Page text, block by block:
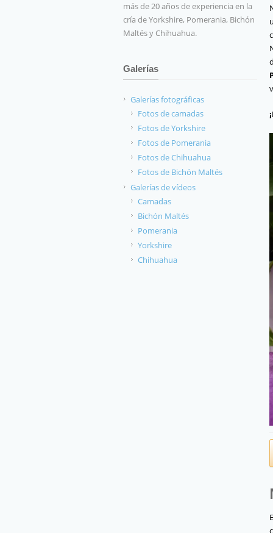
más de 20 años de experiencia en la
cría de Yorkshire, Pomerania, Bichón
Maltés y Chihuahua.
Galerías
Galerías fotográficas
Fotos de camadas
Fotos de Yorkshire
Fotos de Pomerania
Fotos de Chihuahua
Fotos de Bichón Maltés
Galerías de vídeos
Camadas
Bichón Maltés
Pomerania
Yorkshire
Chihuahua